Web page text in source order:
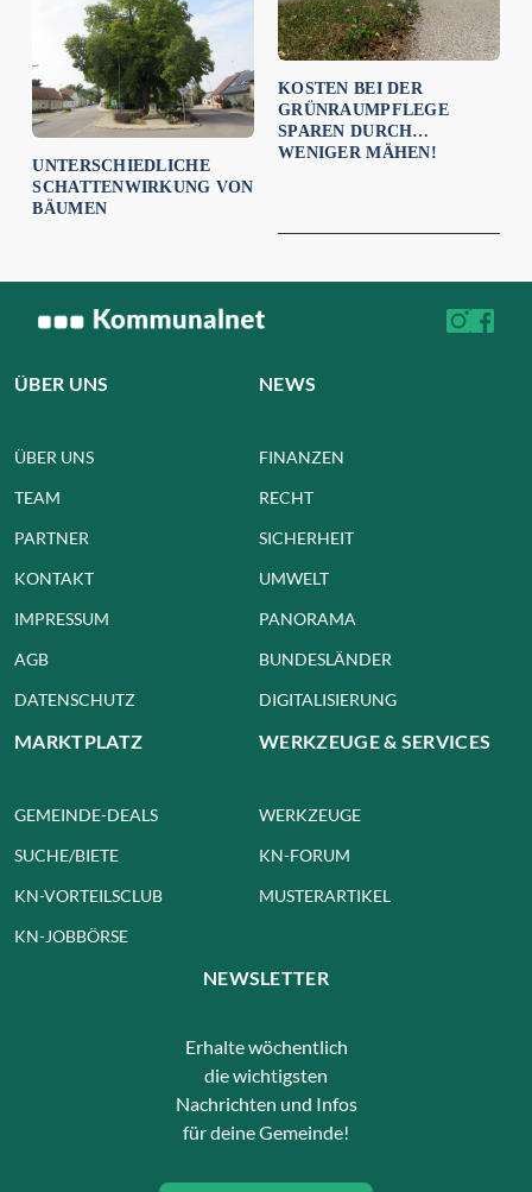
UNTERSCHIEDLICHE
SCHATTENWIRKUNG VON
BÄUMEN
KOSTEN BEI DER
GRÜNRAUMPFLEGE
SPAREN DURCH
WENIGER MÄHEN!
ÜBER UNS
ÜBER UNS
TEAM
PARTNER
KONTAKT
IMPRESSUM
AGB
DATENSCHUTZ
NEWS
FINANZEN
RECHT
SICHERHEIT
UMWELT
PANORAMA
BUNDESLÄNDER
DIGITALISIERUNG
MARKTPLATZ
GEMEINDE-DEALS
SUCHE/BIETE
KN-VORTEILSCLUB
KN-JOBBÖRSE
WERKZEUGE & SERVICES
WERKZEUGE
KN-FORUM
MUSTERARTIKEL
NEWSLETTER
Erhalte wöchentlich
die wichtigsten
Nachrichten und Infos
für deine Gemeinde!